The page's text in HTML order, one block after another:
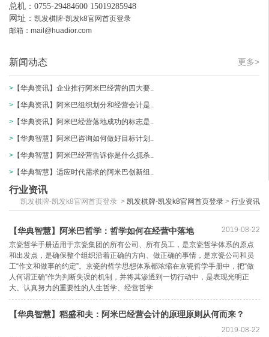
总机：0755-29484600 15019285948
网址： 凯发棋牌-凯发k8官网首页登录
邮箱： mail@huadior.com
更多>
新闻动态
> 【华典资讯】企业推行阿米巴经营的四大要..
> 【华典资讯】阿米巴组织划分和经营会计是..
> 【华典资讯】阿米巴经营落地成功的标志是..
> 【华典智慧】阿米巴咨询如何做好目标计划..
> 【华典智慧】阿米巴经营告诉你是什么扼杀..
> 【华典智慧】适应时代需求的阿米巴创新组..
行业资讯
凯发棋牌-凯发k8官网首页登录 > 凯发棋牌-凯发k8官网首页登录 > 行业资讯
【华典智慧】阿米巴哲学：哲学如何在经营中落地
2019-08-22
京瓷哲学手册适用于京瓷集团的所有公司、所有员工，是京瓷哲学体系的原点
和出发点，是确保整个组织沿着正确的方向、做正确的事情，是京瓷公司和员
工“作文和做事的约定”。京瓷的哲学思想体系都浓缩在京瓷哲学手册中，把“做
人何谓正确”作为判断失误的机制，并将其渗透到一切行动中，是表现光明正
大、认真努力的重要性的人生哲学、经营哲学
【华典智慧】稻盛和夫：阿米巴经营会计的原理原则从何而来？
2019-08-22